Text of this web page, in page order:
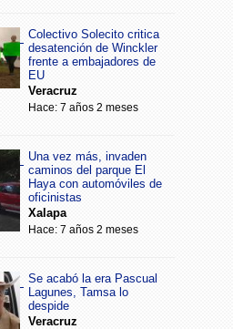
Colectivo Solecito critica
desatención de Winckler
frente a embajadores de
EU
Veracruz
Hace: 7 años 2 meses
Una vez más, invaden
caminos del parque El
Haya con automóviles de
oficinistas
Xalapa
Hace: 7 años 2 meses
Se acabó la era Pascual
Lagunes, Tamsa lo
despide
Veracruz